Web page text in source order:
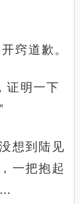
窍道歉。
证明一下
想到陆见
一把抱起